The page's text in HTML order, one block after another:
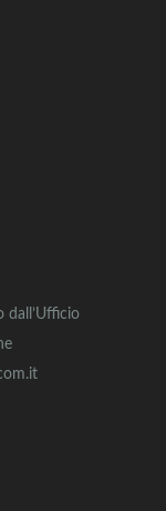
dall’Ufficio